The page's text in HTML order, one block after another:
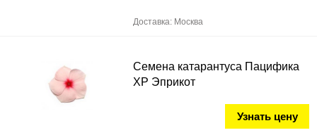
Доставка: Москва
Семена катарантуса Пацифика
ХР Эприкот
Узнать цену